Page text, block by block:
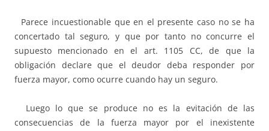
Parece incuestionable que en el presente caso no se ha
concertado tal seguro, y que por tanto no concurre el
supuesto mencionado en el art. 1105 CC, de que la
obligación declare que el deudor deba responder por
fuerza mayor, como ocurre cuando hay un seguro.
Luego lo que se produce no es la evitación de las
consecuencias de la fuerza mayor por el inexistente